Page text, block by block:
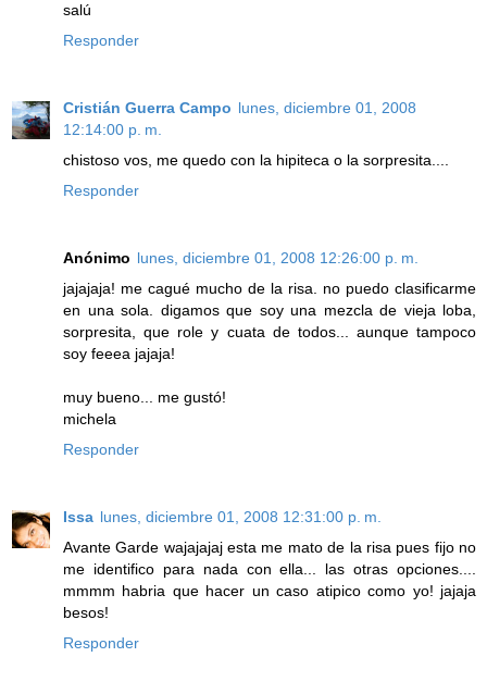
salú
Responder
Cristián Guerra Campo lunes, diciembre 01, 2008
12:14:00 p. m.
chistoso vos, me quedo con la hipiteca o la sorpresita....
Responder
Anónimo lunes, diciembre 01, 2008 12:26:00 p. m.
jajajaja! me cagué mucho de la risa. no puedo clasificarme
en una sola. digamos que soy una mezcla de vieja loba,
sorpresita, que role y cuata de todos... aunque tampoco
soy feeea jajaja!
muy bueno... me gustó!
michela
Responder
Issa lunes, diciembre 01, 2008 12:31:00 p. m.
Avante Garde wajajajaj esta me mato de la risa pues fijo no
me identifico para nada con ella... las otras opciones....
mmmm habria que hacer un caso atipico como yo! jajaja
besos!
Responder